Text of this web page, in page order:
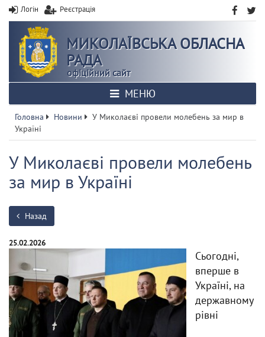
Логін Реєстрація
МИКОЛАЇВСЬКА ОБЛАСНА
РАДА
офіційний сайт
МЕНЮ
Головна Новини
У Миколаєві провели молебень за мир в
Україні
У Миколаєві провели молебень
за мир в Україні
Назад
25.02.2026
Сьогодні,
вперше в
Україні, на
державному
рівні